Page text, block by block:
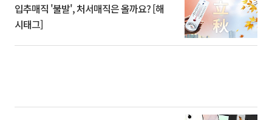
입추매직 '불발', 처서매직은 올까요? [해
시태그]